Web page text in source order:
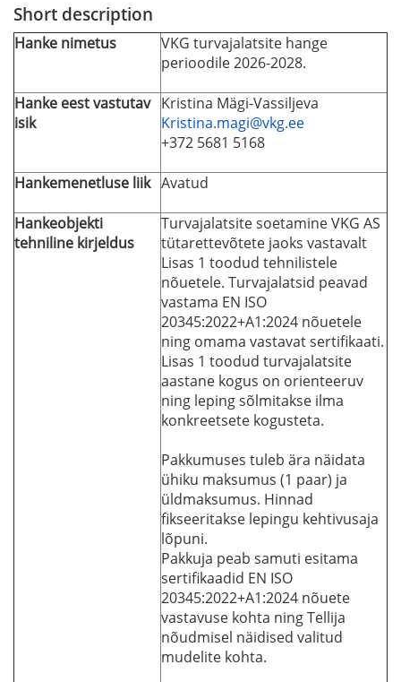
Short description
Hanke nimetus
VKG turvajalatsite hange
perioodile 2026-2028.
Hanke eest vastutav
isik
Kristina Mägi-Vassiljeva
Kristina.magi@vkg.ee
+372 5681 5168
Hankemenetluse liik Avatud
Hankeobjekti
tehniline kirjeldus
Turvajalatsite soetamine VKG AS
tütarettevõtete jaoks vastavalt
Lisas 1 toodud tehnilistele
nõuetele. Turvajalatsid peavad
vastama EN ISO
20345:2022+A1:2024 nõuetele
ning omama vastavat sertifikaati.
Lisas 1 toodud turvajalatsite
aastane kogus on orienteeruv
ning leping sõlmitakse ilma
konkreetsete kogusteta.
Pakkumuses tuleb ära näidata
ühiku maksumus (1 paar) ja
üldmaksumus. Hinnad
fikseeritakse lepingu kehtivusaja
lõpuni.
Pakkuja peab samuti esitama
sertifikaadid EN ISO
20345:2022+A1:2024 nõuete
vastavuse kohta ning Tellija
nõudmisel näidised valitud
mudelite kohta.